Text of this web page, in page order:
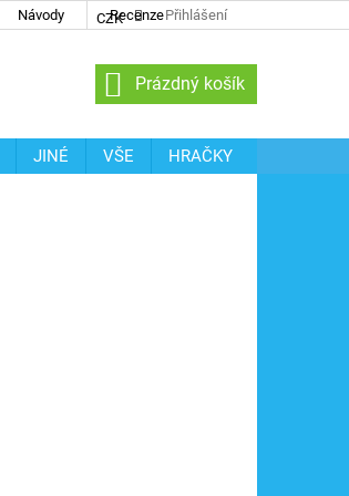
Návody Recenze
CZK Přihlášení
NÁKUPNÍ
KOŠÍK
Prázdný košík
JINÉ VŠE
HRAČKY